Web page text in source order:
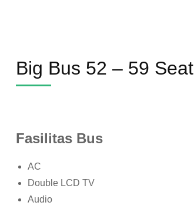
Big Bus 52 – 59 Seat
Fasilitas Bus
AC
Double LCD TV
Audio